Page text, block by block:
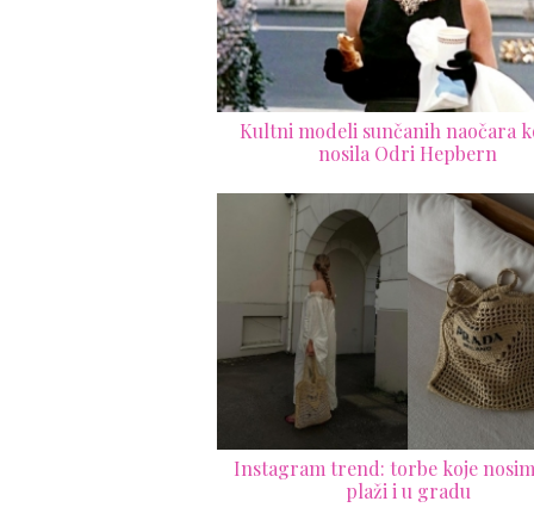
Kultni modeli sunčanih naočara
nosila Odri Hepbern
Instagram trend: torbe koje
plaži i u gradu